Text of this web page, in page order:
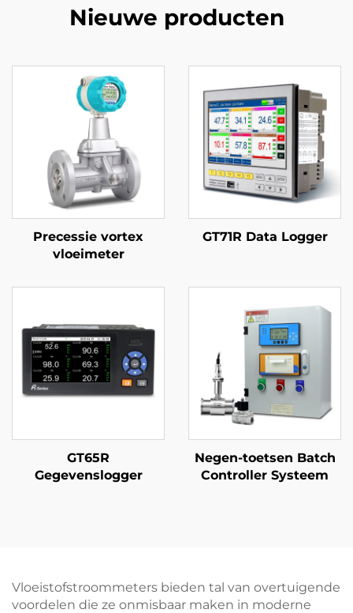
Nieuwe producten
Precessie vortex
vloeimeter
GT71R Data Logger
GT65R
Gegevenslogger
Negen-toetsen Batch
Controller Systeem
Vloeistofstroommeters bieden tal van overtuigende
voordelen die ze onmisbaar maken in moderne